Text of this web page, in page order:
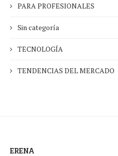
PARA PROFESIONALES
Sin categoría
TECNOLOGÍA
TENDENCIAS DEL MERCADO
ERENA